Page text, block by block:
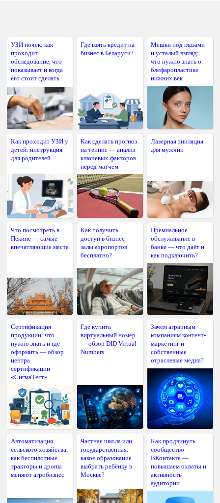
УЗИ почек: как
проходит
обследование, что
показывает и когда
его стоит сделать
Где взять кредит на
бизнес в Беларуси?
Мешки под глазами
и усталый взгляд:
что нужно знать о
блефаропластике
нижних век
Как проходит УЗИ у
детей: инструкция
для родителей
Как сделать прогноз
на теннис — анализ
ключевых факторов
перед матчем
Лазерная эпиляция
для мужчин
Что посмотреть в
Пекине — самые
впечатляющие места
Как получить
доступ в бизнес-
залы аэропортов
бесплатно?
Премиальное
обслуживание в
банке — что даёт и
как подключить?
Сертификация
продукции: что
нужно знать и где
оформить — обзор
центра
сертификации
«СигмаТест»
Где купить
виртуальный номер
— обзор DID Virtual
Numbers
Зачем аграрным
компаниям контент-
маркетинг и
собственные
отраслевые медиа?
Автоматизация
сельского хозяйства:
как беспилотные
тракторы и дроны
меняют агробизнес
Частная школа или
государственная:
какое образование
выбрать ребёнку в
Москве?
Как продвинуть
сообщество
ВКонтакте —
повышаем охваты и
активность
аудитории